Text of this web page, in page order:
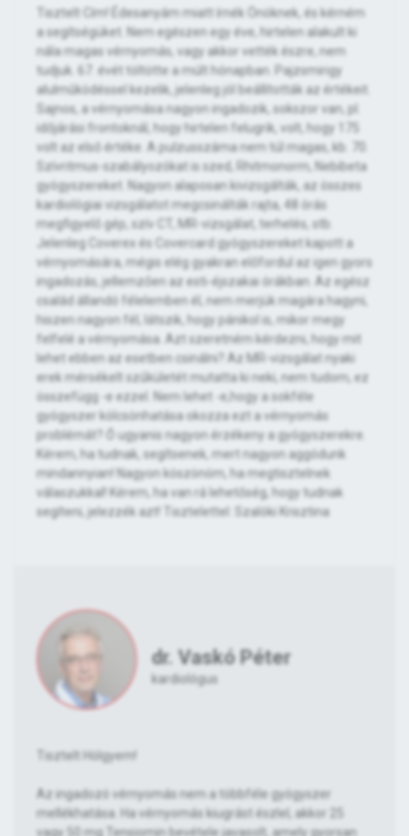
Tisztelt Cím! Édesanyám miatt írnék Önöknek, és kérném
a segítségüket. Nem egészen egy éve, hirtelen alakult ki
nála magas vérnyomás, vagy akkor vették észre, nem
tudjuk. 67. évét töltötte a múlt hónapban. Pajzsmirigy
alulműködéssel kezelik, jelenleg jól beállították az értékeit.
Sajnos, a vérnyomása nagyon ingadozik, sokszor van, pl.
időjárási frontoknál, hogy hirtelen felugrik, volt, hogy 175
volt az első értéke. A pulzusszáma nem túl magas, kb. 70.
Szívritmus-szabályozókat is szed, Rhitmonorm, Nebibeta
gyógyszereket. Nagyon alaposan kivizsgálták, az összes
kardiológiai vizsgálatot megcsinálták rajta, 48 órás
megfigyelő gép, szív CT, MR-vizsgálat, terhelés, stb.
Jelenleg Coverex és Covercard gyógyszereket kapott a
vérnyomására, mégis elég gyakran előfordul az igen gyors
ingadozás, jellemzően az esti-éjszakai órákban. Az egész
család állandó félelemben él, nem merjük magára hagyni,
hiszen nagyon fél, látszik, hogy pánikol is, mikor megy
felfelé a vérnyomása. Azt szeretném kérdezni, hogy mit
lehet ebben az esetben csinálni? Az MR-vizsgálat nyaki
erek mérsékelt szűkületét mutatta ki neki, nem tudom, ez
összefügg -e ezzel. Nem lehet -e,hogy a sokféle
gyógyszer kölcsönhatása okozza ezt a vérnyomás
problémát? Ő ugyanis nagyon érzékeny a gyógyszerekre.
Kérem, ha tudnak, segítsenek, mert nagyon aggódunk
mindannyian! Nagyon köszönöm, ha megtisztelnek
válaszukkal! Kérem, ha van rá lehetőség, hogy tudnak
segíteni, jelezzék azt! Tisztelettel: Szalóki Krisztina
dr. Vaskó Péter
kardiológus
Tisztelt Hölgyem!
Az ingadozó vérnyomás nem a többféle gyógyszer
mellékhatása. Ha vérnyomás kiugrást észlel, akkor 25
vagy 50 mg Tensiomin bevétele javasolt, amely gyorsan